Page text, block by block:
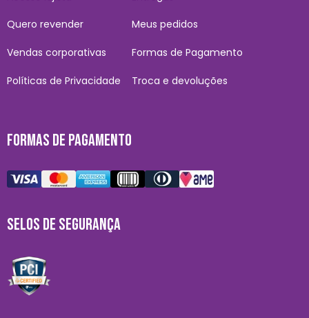
Quero revender
Vendas corporativas
Políticas de Privacidade
Meus pedidos
Formas de Pagamento
Troca e devoluções
FORMAS DE PAGAMENTO
SELOS DE SEGURANÇA